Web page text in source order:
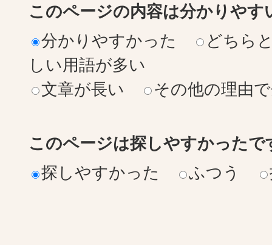
このページの内容は分かりやす
分かりやすかった
どちら
しい用語が多い
文章が長い
その他の理由
このページは探しやすかったで
探しやすかった
ふつう